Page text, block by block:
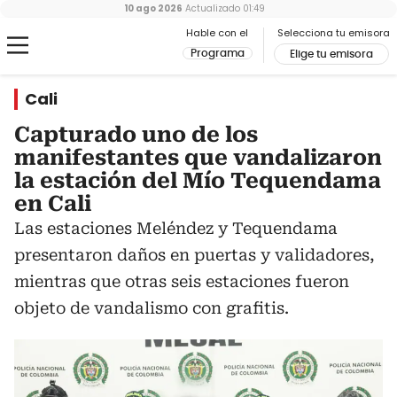
Hable con el
Programa
Selecciona tu emisora
Elige tu emisora
10 ago 2026 Actualizado 01:49
Cali
Capturado uno de los
manifestantes que vandalizaron
la estación del Mío Tequendama
en Cali
Las estaciones Meléndez y Tequendama
presentaron daños en puertas y validadores,
mientras que otras seis estaciones fueron
objeto de vandalismo con grafitis.